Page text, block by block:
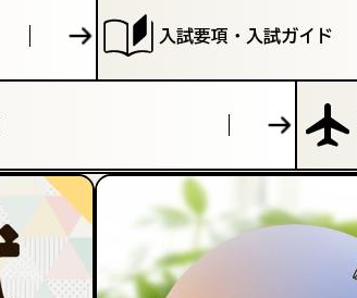
入試要項・入試ガイド